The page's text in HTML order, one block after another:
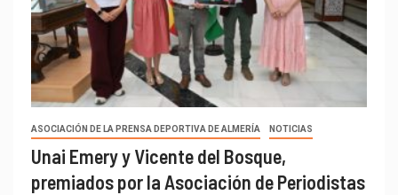
ASOCIACIÓN DE LA PRENSA DEPORTIVA DE ALMERÍA NOTICIAS
Unai Emery y Vicente del Bosque,
premiados por la Asociación de Periodistas